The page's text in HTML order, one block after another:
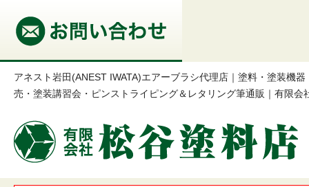
アネスト岩田(ANEST IWATA)エアーブラシ代理店｜塗料・塗装機
売・塗装講習会・ピンストライピング＆レタリング筆通販｜有限会